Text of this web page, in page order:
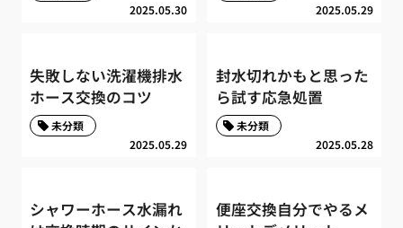
2025.05.30 2025.05.29
失敗しない洗濯機排水
ホース交換のコツ
2025.05.29
未分類
封水切れかもと思った
ら試す応急処置
2025.05.28
未分類
シャワーホース水漏れ
便座交換自分でやるメ